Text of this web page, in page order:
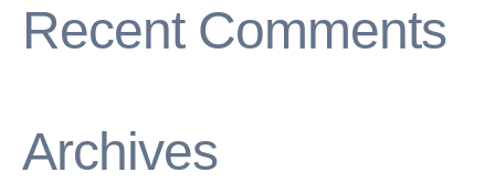
Recent Comments
Archives